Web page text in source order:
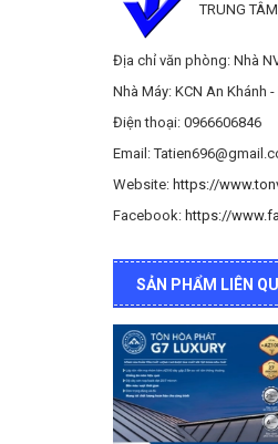
TRUNG
Địa chỉ văn phòng: Nhà
Nhà Máy: KCN An Khánh
Điện thoại: 0966606846
Email:
Website: https://
Facebook: https://
SẢN PHẨM LIÊN